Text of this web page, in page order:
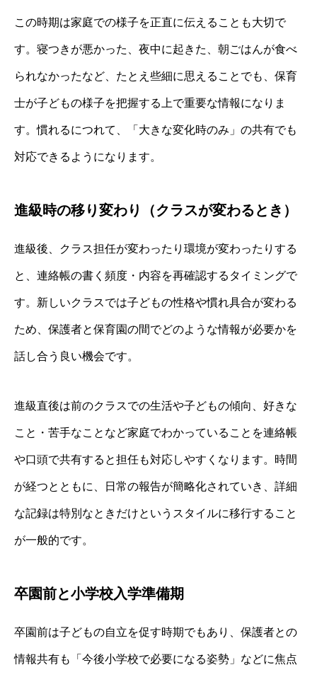
この時期は家庭での様子を正直に伝えることも大切で
す。寝つきが悪かった、夜中に起きた、朝ごはんが食べ
られなかったなど、たとえ些細に思えることでも、保育
士が子どもの様子を把握する上で重要な情報になりま
す。慣れるにつれて、「大きな変化時のみ」の共有でも
対応できるようになります。
進級時の移り変わり（クラスが変わるとき）
進級後、クラス担任が変わったり環境が変わったりする
と、連絡帳の書く頻度・内容を再確認するタイミングで
す。新しいクラスでは子どもの性格や慣れ具合が変わる
ため、保護者と保育園の間でどのような情報が必要かを
話し合う良い機会です。
進級直後は前のクラスでの生活や子どもの傾向、好きな
こと・苦手なことなど家庭でわかっていることを連絡帳
や口頭で共有すると担任も対応しやすくなります。時間
が経つとともに、日常の報告が簡略化されていき、詳細
な記録は特別なときだけというスタイルに移行すること
が一般的です。
卒園前と小学校入学準備期
卒園前は子どもの自立を促す時期でもあり、保護者との
情報共有も「今後小学校で必要になる姿勢」などに焦点